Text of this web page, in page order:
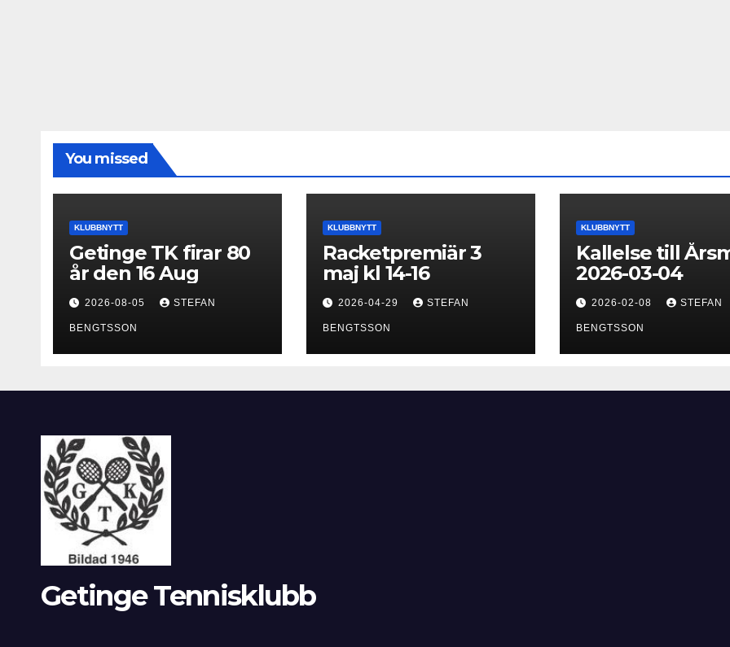
You missed
KLUBBNYTT
Getinge TK firar 80
år den 16 Aug
2026-08-05 STEFAN
BENGTSSON
KLUBBNYTT
Racketpremiär 3
maj kl 14-16
2026-04-29 STEFAN
BENGTSSON
KLUBBNYTT
Kallelse till
2026-03-04
2026-02-08 STEFAN
BENGTSSON
Getinge Tennisklubb